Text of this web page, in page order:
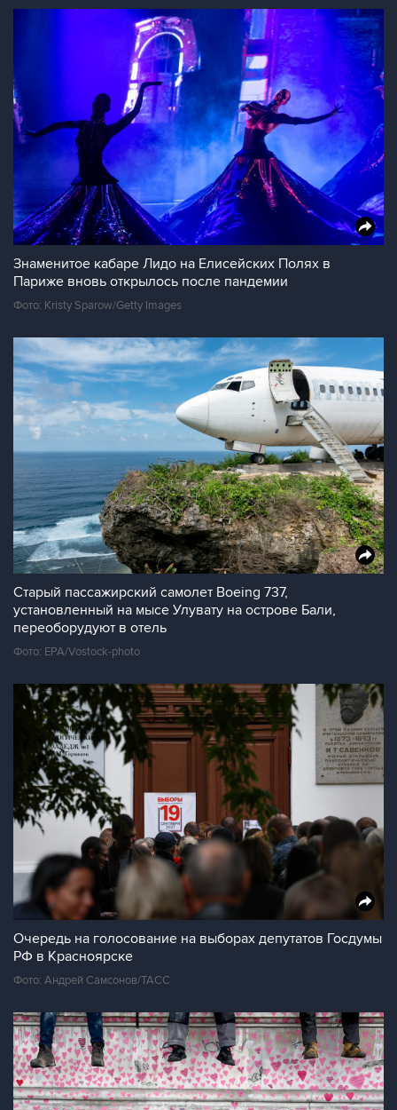
Знаменитое кабаре Лидо на Елисейских Полях в
Париже вновь открылось после пандемии
Фото: Kristy Sparow/Getty Images
Старый пассажирский самолет Boeing 737,
установленный на мысе Улувату на острове Бали,
переоборудуют в отель
Фото: EPA/Vostock-photo
Очередь на голосование на выборах депутатов Госдумы
РФ в Красноярске
Фото: Андрей Самсонов/ТАСС